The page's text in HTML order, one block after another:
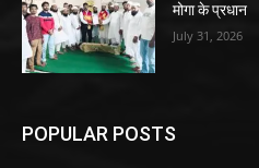
मोगा के प्रधान
July 31, 2026
POPULAR POSTS